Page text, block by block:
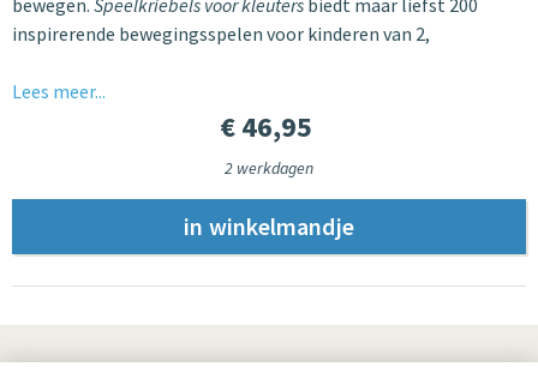
bewegen. Speelkriebels voor kleuters biedt maar liefst 200
inspirerende bewegingsspelen voor kinderen van 2,
Lees meer...
€ 46,95
2 werkdagen